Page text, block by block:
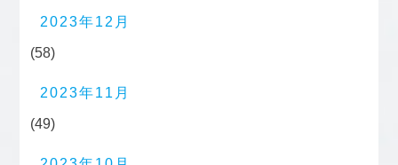
2023年12月
(58)
2023年11月
(49)